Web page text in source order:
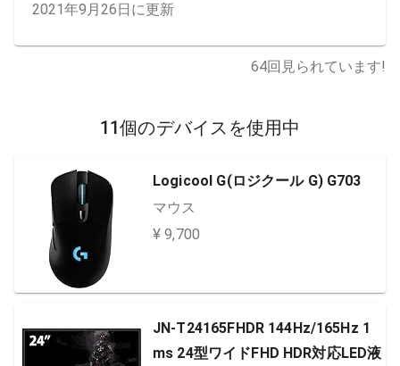
2021年9月26日に更新
64回見られています!
11個のデバイスを使用中
Logicool G(ロジクール G) G703
マウス
¥ 9,700
JN-T24165FHDR 144Hz/165Hz 1
ms 24型ワイドFHD HDR対応LED液